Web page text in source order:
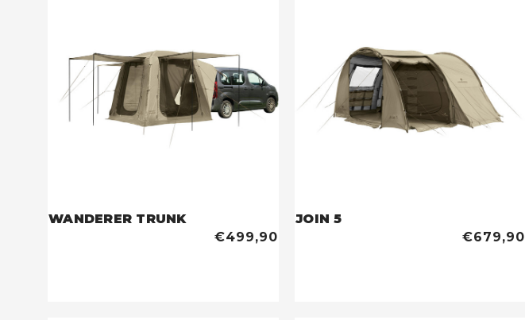
WANDERER TRUNK
€499,90
JOIN 5
€679,90